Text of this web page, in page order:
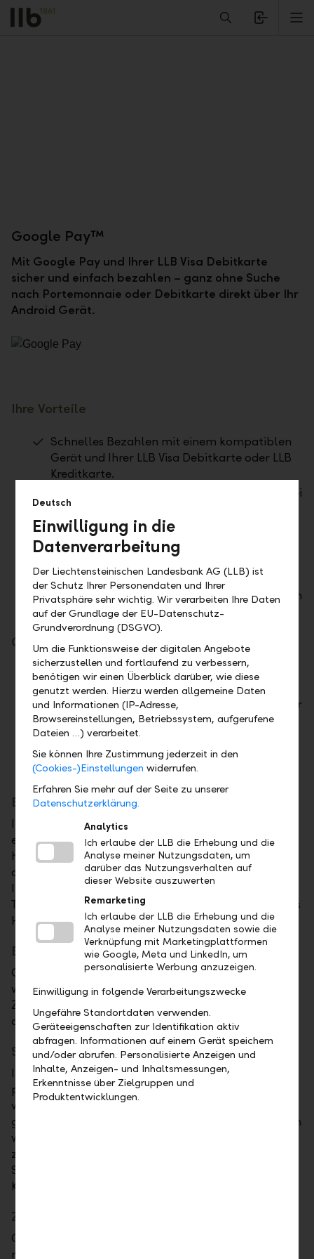
Alerts.Headline
Google Pay™
Mit Google Pay und Ihrer LLB Visa Debitkarte
sicher und einfach bezahlen – ganz ohne Suche
nach Portemonnaie oder Debitkarte direkt über Ihr
Android Gerät.
Ihre Vorteile
Schnelles Bezahlen mit einem kompatiblen
Gerät und Ihrer LLB Visa Debitkarte oder LLB
Kreditkarte.
Kostenlos für alle Debit- und Kreditkarten (bei
der Benutzung der Travel-Cash-Karte fallen
die üblichen Transaktionskosten an).
Verfügbar im Detailhandel, am Kiosk, bei den
SBB und in vielen anderen Geschäften sowie
in Apps und im Internet.
Unlimitierte Anzahl Kreditkarten, Debitkarten
oder Prepaidkarten im Wallet erfassbar.
Google Pay einrichten
Laden Sie die App Google Wallet herunter
oder prüfen Sie, ob sie bereits auf Ihrem
Smartphone oder Ihrer Smartwatch mit Wear
OS installiert ist.
Befolgen Sie die Anweisungen in der App.
Google Wallet funktioniert auf Geräten mit
Android Lollipop 5.0 oder höher.
Bezahlen in Geschäften
In Geschäften können Sie Google Pay überall dort
einsetzen, wo kontaktloses Bezahlen möglich ist –
halten Sie einfach nach dem Google Pay Logo oder
dem Kontaktlos-Symbol Ausschau. Entsperren Sie
Ihr Smartphone und halten Sie es in die Nähe des
Terminals. Die Zahlung ist getätigt, sobald ein blaues
Häkchen auf dem Display erscheint.
Bezahlen in Apps und im Internet
Online und in Apps bezahlen Sie mit Google Pay mit
wenigen Klicks und ohne die Eingabe von
Zahlungsinformationen: Halten Sie einfach nach
dem Google Pay Logo Ausschau.
Sicherheit
In der Wallet App werden weder Karten noch
personenspezifische Daten gespeichert. Stattdessen
wird eine Geräte-Accountnummer (oder Token)
generiert und Ihrer Kreditkarte zugeordnet. Der Token
wird verschlüsselt gespeichert und beim Bezahlen
zusammen mit einem einmalig gültigen
Sicherheitscode übermittelt. So bleiben Ihre
Karteneinsätze vertraulich und sicher.
Zahlungsbestätigung
Google Pay schützt Ihre Zahlungsinformationen mit
mehreren Sicherheitsebenen und verwendet eine der
Deutsch
Einwilligung in die
Datenverarbeitung
Der Liechtensteinischen Landesbank AG (LLB) ist
der Schutz Ihrer Personendaten und Ihrer
Privatsphäre sehr wichtig. Wir verarbeiten Ihre Daten
auf der Grundlage der EU-Datenschutz-
Grundverordnung (DSGVO).
Um die Funktionsweise der digitalen Angebote
sicherzustellen und fortlaufend zu verbessern,
benötigen wir einen Überblick darüber, wie diese
genutzt werden. Hierzu werden allgemeine Daten
und Informationen (IP-Adresse,
Browsereinstellungen, Betriebssystem, aufgerufene
Dateien …) verarbeitet.
Sie können Ihre Zustimmung jederzeit in den
(Cookies-)Einstellungen widerrufen.
Erfahren Sie mehr auf der Seite zu unserer
Datenschutzerklärung.
Analytics
Ich erlaube der LLB die Erhebung und die
Analyse meiner Nutzungsdaten, um
darüber das Nutzungsverhalten auf
dieser Website auszuwerten
Remarketing
Ich erlaube der LLB die Erhebung und die
Analyse meiner Nutzungsdaten sowie die
Verknüpfung mit Marketingplattformen
wie Google, Meta und LinkedIn, um
personalisierte Werbung anzuzeigen.
Einwilligung in folgende Verarbeitungszwecke
Ungefähre Standortdaten verwenden.
Geräteeigenschaften zur Identifikation aktiv
abfragen. Informationen auf einem Gerät speichern
und/oder abrufen. Personalisierte Anzeigen und
Inhalte, Anzeigen- und Inhaltsmessungen,
Erkenntnisse über Zielgruppen und
Produktentwicklungen.